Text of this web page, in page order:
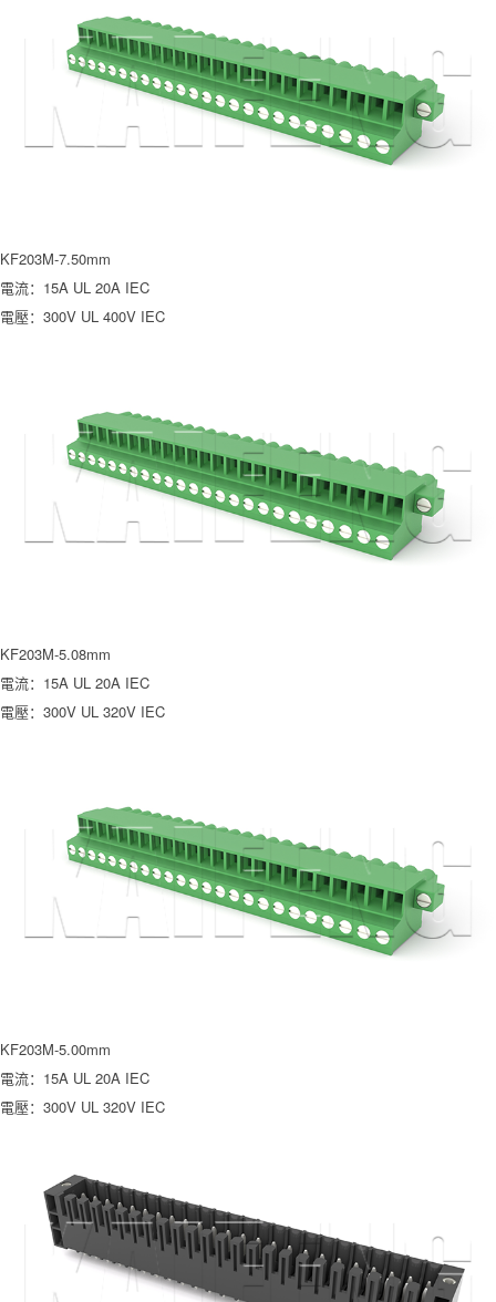
KF203M-7.50mm
電流：15A UL 20A IEC
電壓：300V UL 400V IEC
KF203M-5.08mm
電流：15A UL 20A IEC
電壓：300V UL 320V IEC
KF203M-5.00mm
電流：15A UL 20A IEC
電壓：300V UL 320V IEC